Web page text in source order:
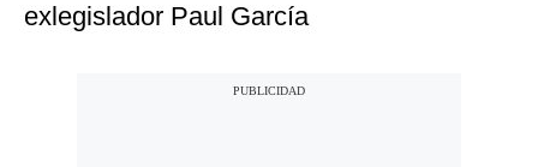
exlegislador Paul García